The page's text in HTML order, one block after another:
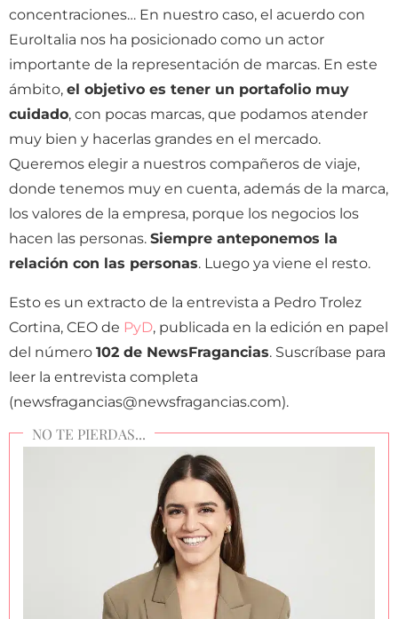
concentraciones… En nuestro caso, el acuerdo con
EuroItalia nos ha posicionado como un actor
importante de la representación de marcas. En este
ámbito, el objetivo es tener un portafolio muy
cuidado, con pocas marcas, que podamos atender
muy bien y hacerlas grandes en el mercado.
Queremos elegir a nuestros compañeros de viaje,
donde tenemos muy en cuenta, además de la marca,
los valores de la empresa, porque los negocios los
hacen las personas. Siempre anteponemos la
relación con las personas. Luego ya viene el resto.
Esto es un extracto de la entrevista a Pedro Trolez
Cortina, CEO de PyD, publicada en la edición en papel
del número 102 de NewsFragancias. Suscríbase para
leer la entrevista completa
(newsfragancias@newsfragancias.com).